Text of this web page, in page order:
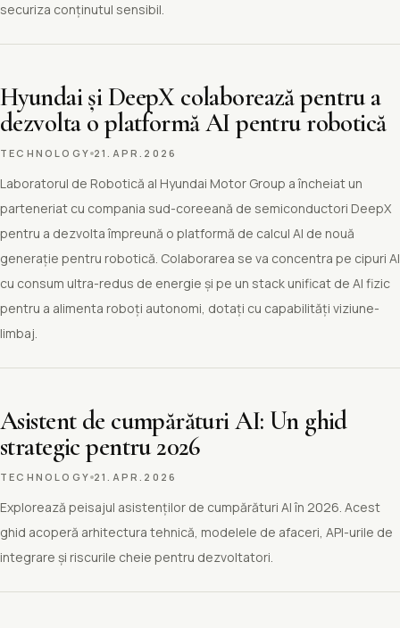
securiza conținutul sensibil.
Hyundai și DeepX colaborează pentru a
dezvolta o platformă AI pentru robotică
TECHNOLOGY 21.APR.2026
Laboratorul de Robotică al Hyundai Motor Group a încheiat un
parteneriat cu compania sud-coreeană de semiconductori DeepX
pentru a dezvolta împreună o platformă de calcul AI de nouă
generație pentru robotică. Colaborarea se va concentra pe cipuri AI
cu consum ultra-redus de energie și pe un stack unificat de AI fizic
pentru a alimenta roboți autonomi, dotați cu capabilități viziune-
limbaj.
Asistent de cumpărături AI: Un ghid
strategic pentru 2026
TECHNOLOGY 21.APR.2026
Explorează peisajul asistenților de cumpărături AI în 2026. Acest
ghid acoperă arhitectura tehnică, modelele de afaceri, API-urile de
integrare și riscurile cheie pentru dezvoltatori.